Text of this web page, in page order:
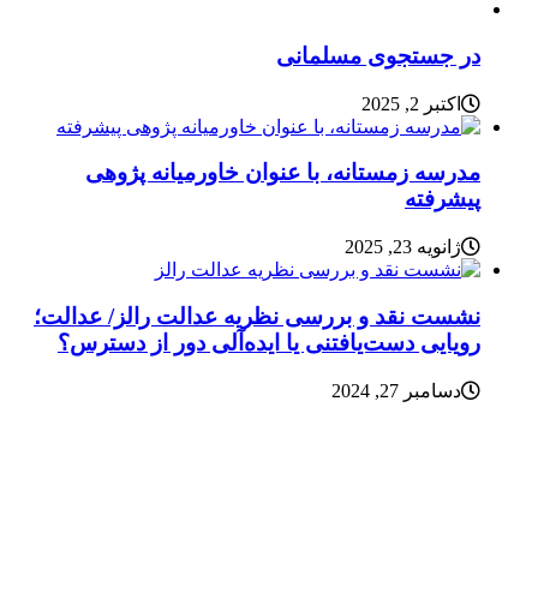
در جستجوی مسلمانی
اکتبر 2, 2025
مدرسه زمستانه، با عنوان خاورمیانه پژوهی
پیشرفته
ژانویه 23, 2025
نشست نقد و بررسی نظریه عدالت رالز/ عدالت؛
رویایی دست‌یافتنی یا ایده‌آلی دور از دسترس؟
دسامبر 27, 2024